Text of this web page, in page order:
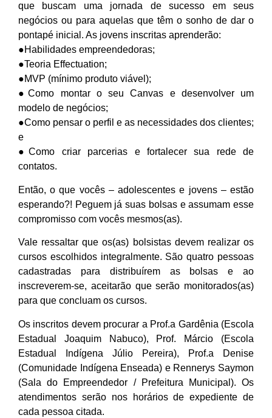
que buscam uma jornada de sucesso em seus
negócios ou para aquelas que têm o sonho de dar o
pontapé inicial. As jovens inscritas aprenderão:
●Habilidades empreendedoras;
●Teoria Effectuation;
●MVP (mínimo produto viável);
●Como montar o seu Canvas e desenvolver um
modelo de negócios;
●Como pensar o perfil e as necessidades dos clientes;
e
●Como criar parcerias e fortalecer sua rede de
contatos.
Então, o que vocês – adolescentes e jovens – estão
esperando?! Peguem já suas bolsas e assumam esse
compromisso com vocês mesmos(as).
Vale ressaltar que os(as) bolsistas devem realizar os
cursos escolhidos integralmente. São quatro pessoas
cadastradas para distribuírem as bolsas e ao
inscreverem-se, aceitarão que serão monitorados(as)
para que concluam os cursos.
Os inscritos devem procurar a Prof.a Gardênia (Escola
Estadual Joaquim Nabuco), Prof. Márcio (Escola
Estadual Indígena Júlio Pereira), Prof.a Denise
(Comunidade Indígena Enseada) e Rennerys Saymon
(Sala do Empreendedor / Prefeitura Municipal). Os
atendimentos serão nos horários de expediente de
cada pessoa citada.